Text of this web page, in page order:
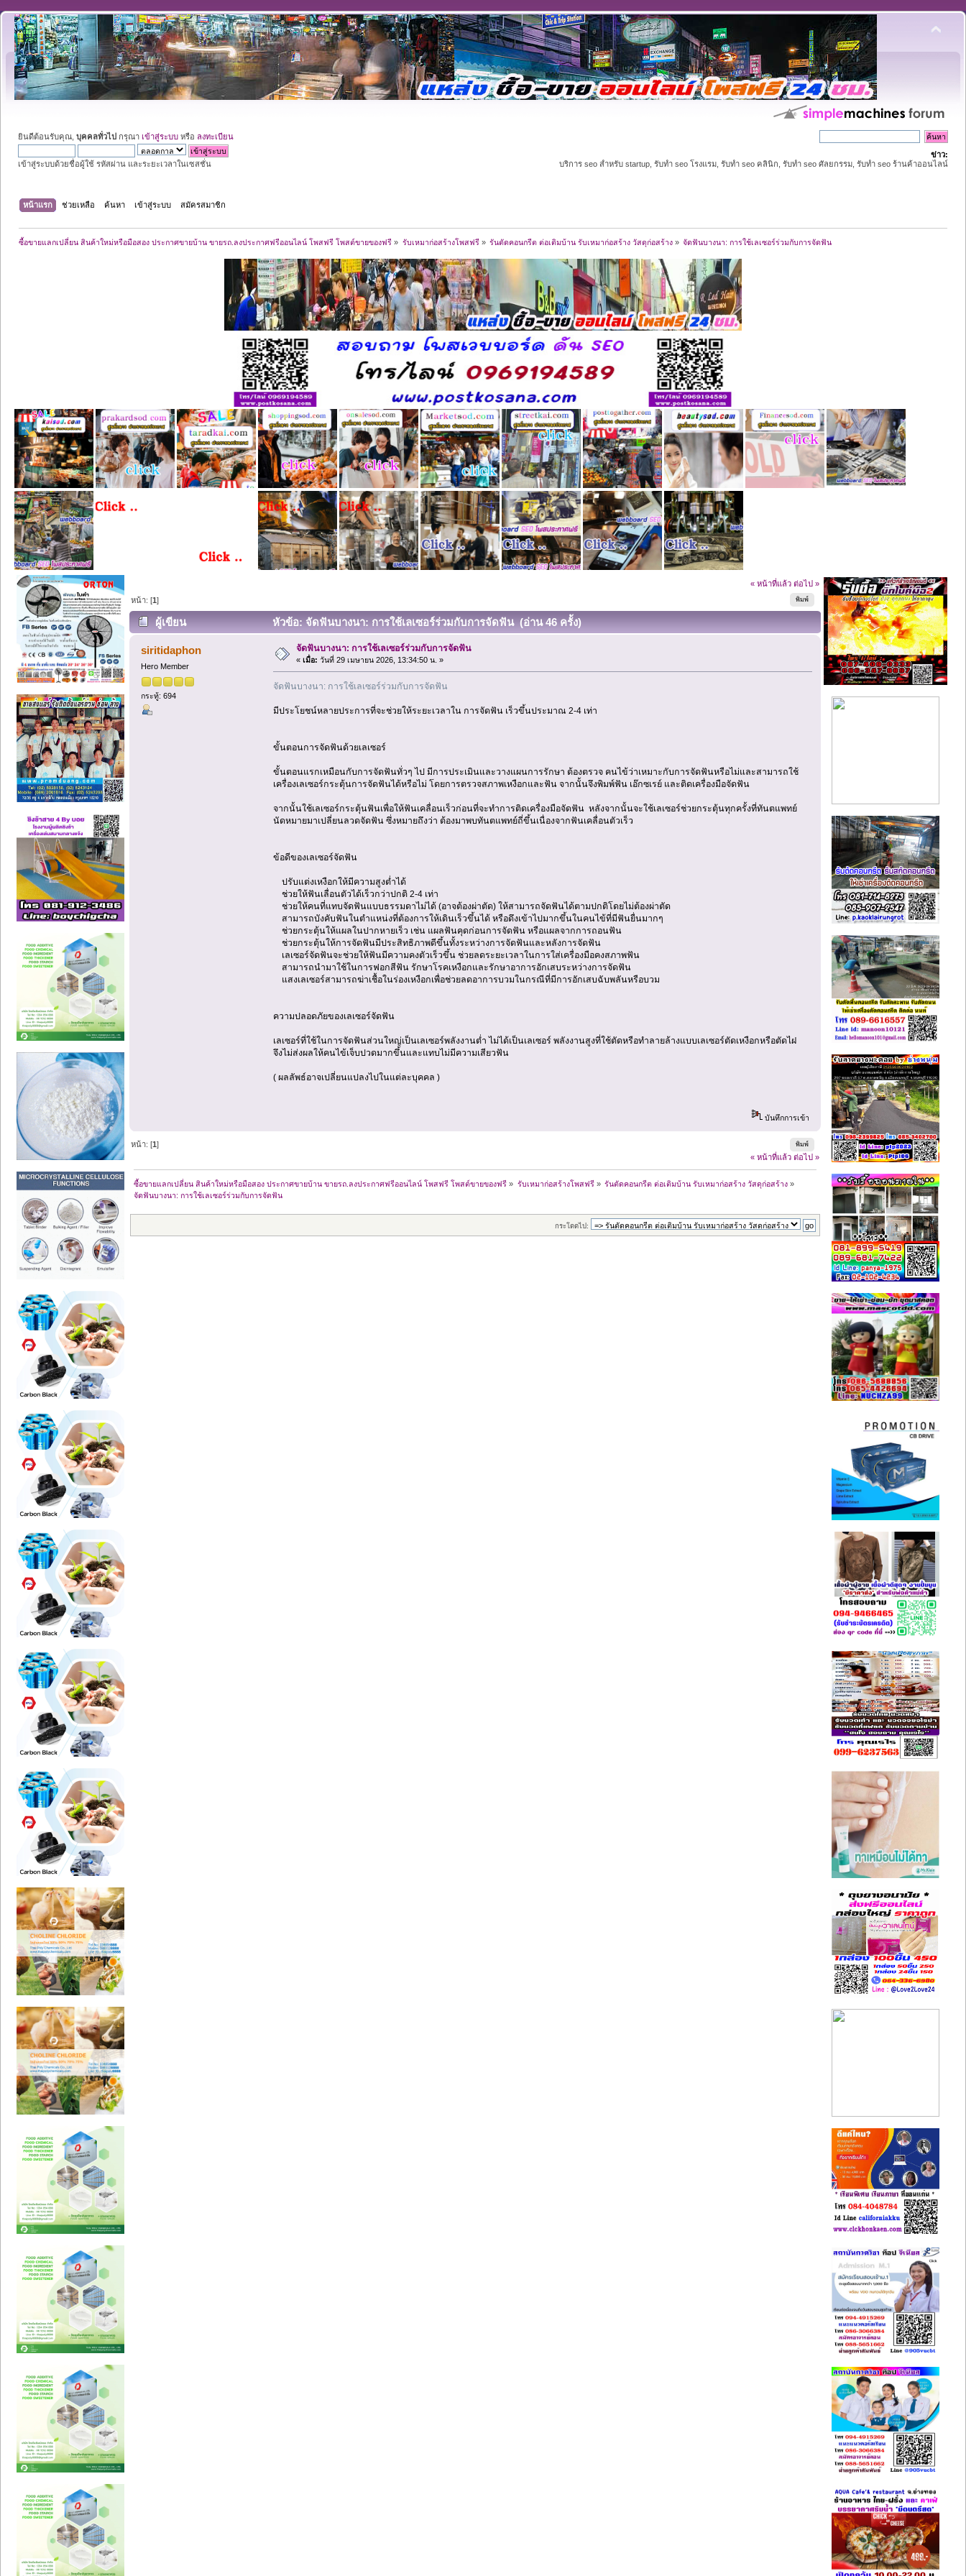
ยินดีต้อนรับคุณ, บุคคลทั่วไป กรุณา เข้าสู่ระบบ หรือ ลงทะเบียน
เข้าสู่ระบบด้วยชื่อผู้ใช้ รหัสผ่าน และระยะเวลาในเซสชั่น
ข่าว:
บริการ seo สำหรับ startup, รับทำ seo โรงแรม, รับทำ seo คลินิก, รับทำ seo ศัลยกรรม, รับทำ seo ร้านค้าออนไลน์
หน้าแรก ช่วยเหลือ ค้นหา เข้าสู่ระบบ สมัครสมาชิก
ซื้อขายแลกเปลี่ยน สินค้าใหม่หรือมือสอง ประกาศขายบ้าน ขายรถ.ลงประกาศฟรีออนไลน์ โพสฟรี โพสต์ขายของฟรี » รับเหมาก่อสร้างโพสฟรี» รันตัดคอนกรีต ต่อเติมบ้าน รับเหมาก่อสร้าง วัสดุก่อสร้าง» จัดฟันบางนา: การใช้เลเซอร์ร่วมกับการจัดฟัน
« หน้าที่แล้ว ต่อไป »
พิมพ์
หน้า: [1]
ผู้เขียน หัวข้อ: จัดฟันบางนา: การใช้เลเซอร์ร่วมกับการจัดฟัน (อ่าน 46 ครั้ง)
siritidaphon
Hero Member
กระทู้: 694
จัดฟันบางนา: การใช้เลเซอร์ร่วมกับการจัดฟัน
« เมื่อ: วันที่ 29 เมษายน 2026, 13:34:50 น. »
จัดฟันบางนา: การใช้เลเซอร์ร่วมกับการจัดฟัน
มีประโยชน์หลายประการที่จะช่วยให้ระยะเวลาใน การจัดฟัน เร็วขึ้นประมาณ 2-4 เท่า
ขั้นตอนการจัดฟันด้วยเลเซอร์
ขั้นตอนแรกเหมือนกับการจัดฟันทั่วๆ ไป มีการประเมินและวางแผนการรักษา ต้องตรวจ คนไข้ว่าเหมาะกับการจัดฟันหรือไม่และสามารถใช้
เครื่องเลเซอร์กระตุ้นการจัดฟันได้หรือไม่ โดยการตรวจสภาพเหงือกและฟัน จากนั้นจึงพิมพ์ฟัน เอ๊กซเรย์ และติดเครื่องมือจัดฟัน
จากนั้นใช้เลเซอร์กระตุ้นฟันเพื่อให้ฟันเคลื่อนเร็วก่อนที่จะทำการติดเครื่องมือจัดฟัน หลังจากนั้นจะใช้เลเซอร์ช่วยกระตุ้นทุกครั้งที่ทันตแพทย์
นัดหมายมาเปลี่ยนลวดจัดฟัน ซึ่งหมายถึงว่า ต้องมาพบทันตแพทย์ถี่ขึ้นเนื่องจากฟันเคลื่อนตัวเร็ว
ข้อดีของเลเซอร์จัดฟัน
ปรับแต่งเหงือกให้มีความสูงต่ำได้
ช่วยให้ฟันเลื่อนตัวได้เร็วกว่าปกติ 2-4 เท่า
ช่วยให้คนที่แทบจัดฟันแบบธรรมดาไม่ได้ (อาจต้องผ่าตัด) ให้สามารถจัดฟันได้ตามปกติโดยไม่ต้องผ่าตัด
สามารถบังคับฟันในตำแหน่งที่ต้องการให้เดินเร็วขึ้นได้ หรือดึงเข้าไปมากขึ้นในคนไข้ที่มีฟันยื่นมากๆ
ช่วยกระตุ้นให้แผลในปากหายเร็ว เช่น แผลฟันคุดก่อนการจัดฟัน หรือแผลจากการถอนฟัน
ช่วยกระตุ้นให้การจัดฟันมีประสิทธิภาพดีขึ้นทั้งระหว่างการจัดฟันและหลังการจัดฟัน
เลเซอร์จัดฟันจะช่วยให้ฟันมีความคงตัวเร็วขึ้น ช่วยลดระยะเวลาในการใส่เครื่องมือคงสภาพฟัน
สามารถนำมาใช้ในการฟอกสีฟัน รักษาโรคเหงือกและรักษาอาการอักเสบระหว่างการจัดฟัน
แสงเลเซอร์สามารถฆ่าเชื้อในร่องเหงือกเพื่อช่วยลดอาการบวมในกรณีที่มีการอักเสบฉับพลันหรือบวม
ความปลอดภัยของเลเซอร์จัดฟัน
เลเซอร์ที่ใช้ในการจัดฟันส่วนใหญ่เป็นเลเซอร์พลังงานต่ำ ไม่ได้เป็นเลเซอร์ พลังงานสูงที่ใช้ตัดหรือทำลายล้างแบบเลเซอร์ตัดเหงือกหรือตัดไฝ
จึงไม่ส่งผลให้คนไข้เจ็บปวดมากขึ้นและแทบไม่มีความเสียวฟัน
( ผลลัพธ์อาจเปลี่ยนแปลงไปในแต่ละบุคคล )
บันทึกการเข้า
พิมพ์
หน้า: [1]
« หน้าที่แล้ว ต่อไป »
ซื้อขายแลกเปลี่ยน สินค้าใหม่หรือมือสอง ประกาศขายบ้าน ขายรถ.ลงประกาศฟรีออนไลน์ โพสฟรี โพสต์ขายของฟรี » รับเหมาก่อสร้างโพสฟรี» รันตัดคอนกรีต ต่อเติมบ้าน รับเหมาก่อสร้าง วัสดุก่อสร้าง»
จัดฟันบางนา: การใช้เลเซอร์ร่วมกับการจัดฟัน
กระโดดไป: